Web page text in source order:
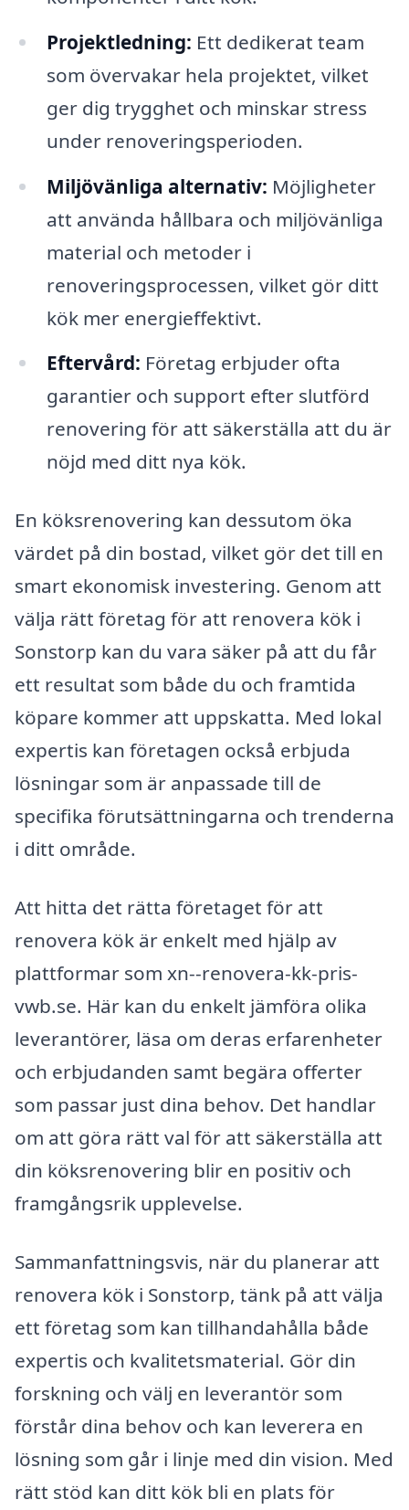
Projektledning: Ett dedikerat team
som övervakar hela projektet, vilket
ger dig trygghet och minskar stress
under renoveringsperioden.
Miljövänliga alternativ: Möjligheter
att använda hållbara och miljövänliga
material och metoder i
renoveringsprocessen, vilket gör ditt
kök mer energieffektivt.
Eftervård: Företag erbjuder ofta
garantier och support efter slutförd
renovering för att säkerställa att du är
nöjd med ditt nya kök.
En köksrenovering kan dessutom öka
värdet på din bostad, vilket gör det till en
smart ekonomisk investering. Genom att
välja rätt företag för att renovera kök i
Sonstorp kan du vara säker på att du får
ett resultat som både du och framtida
köpare kommer att uppskatta. Med lokal
expertis kan företagen också erbjuda
lösningar som är anpassade till de
specifika förutsättningarna och trenderna
i ditt område.
Att hitta det rätta företaget för att
renovera kök är enkelt med hjälp av
plattformar som xn--renovera-kk-pris-
vwb.se. Här kan du enkelt jämföra olika
leverantörer, läsa om deras erfarenheter
och erbjudanden samt begära offerter
som passar just dina behov. Det handlar
om att göra rätt val för att säkerställa att
din köksrenovering blir en positiv och
framgångsrik upplevelse.
Sammanfattningsvis, när du planerar att
renovera kök i Sonstorp, tänk på att välja
ett företag som kan tillhandahålla både
expertis och kvalitetsmaterial. Gör din
forskning och välj en leverantör som
förstår dina behov och kan leverera en
lösning som går i linje med din vision. Med
rätt stöd kan ditt kök bli en plats för